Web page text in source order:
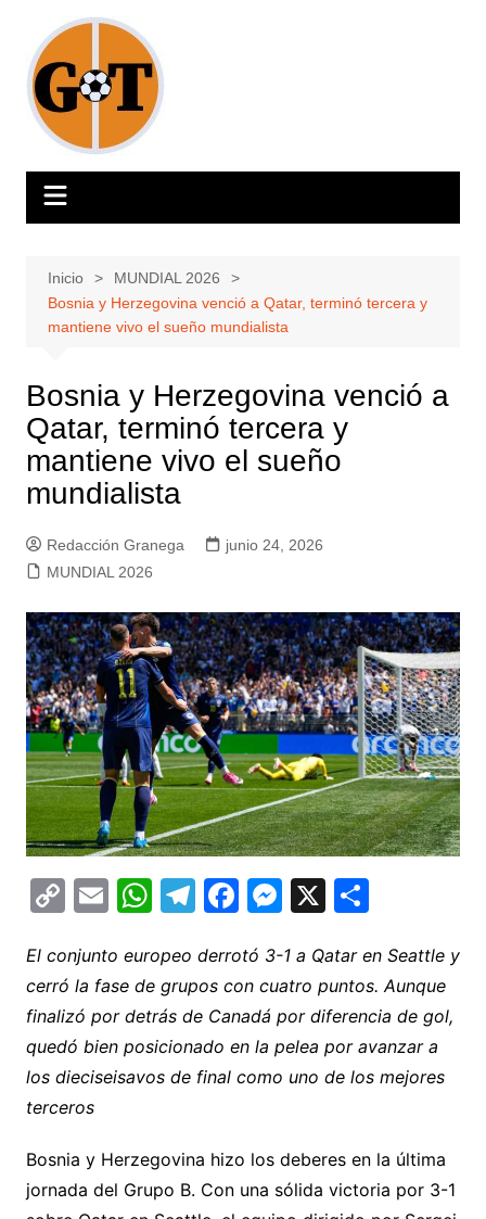
contenido
Inicio
MUNDIAL 2026
Bosnia y Herzegovina venció a Qatar, terminó tercera y
mantiene vivo el sueño mundialista
Bosnia y Herzegovina venció a
Qatar, terminó tercera y
mantiene vivo el sueño
mundialista
Redacción Granega
junio 24, 2026
MUNDIAL 2026
C
p
y
Li
n
k
E
ai
l
W
at
s
A
p
T
e
gr
a
m
F
c
e
b
o
M
s
s
e
n
X C
m
p
ar
tir
El conjunto europeo derrotó 3-1 a Qatar en Seattle y
cerró la fase de grupos con cuatro puntos. Aunque
finalizó por detrás de Canadá por diferencia de gol,
quedó bien posicionado en la pelea por avanzar a
los dieciseisavos de final como uno de los mejores
terceros
Bosnia y Herzegovina hizo los deberes en la última
jornada del Grupo B. Con una sólida victoria por 3-1